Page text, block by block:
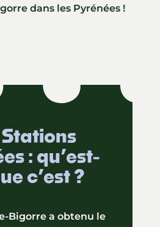
dans les Pyrénées !
Stations
: qu’est-
c’est ?
Bigorre a obtenu le